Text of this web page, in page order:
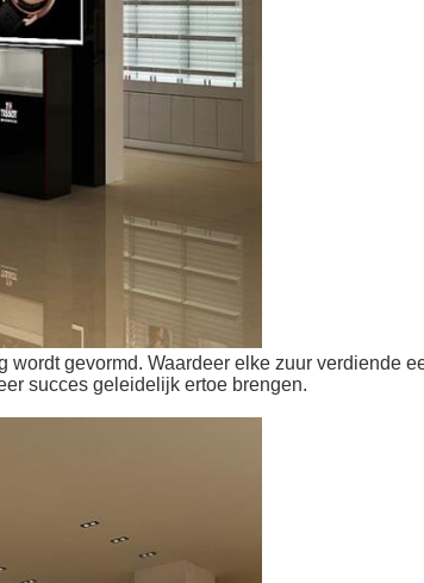
gevormd. Waardeer elke zuur verdiende
succes geleidelijk ertoe brengen.